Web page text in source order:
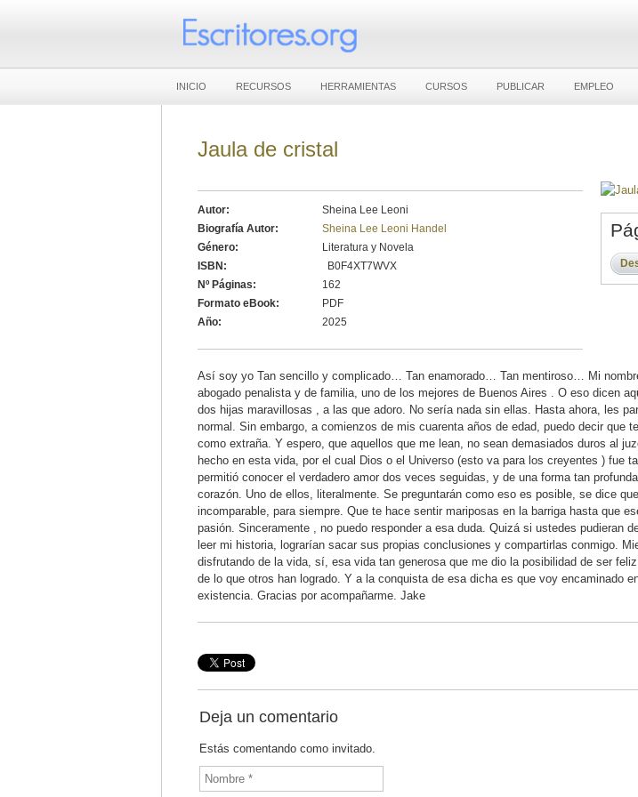
INICIO RECURSOS HERRAMIENTAS CURSOS PUBLICAR EMPLEO
Jaula de cristal
Autor:
Sheina Lee Leoni
Biografía Autor:
Sheina Lee Leoni Handel
Género:
Literatura y Novela
ISBN:
‎ B0F4XT7WVX
Nº Páginas:
162
Formato eBook:
PDF
Año:
2025
Así soy yo Tan sencillo y complicado… Tan enamorado… Tan mentiroso… Mi
abogado penalista y de familia, uno de los mejores de Buenos Aires . O eso dicen
dos hijas maravillosas , a las que adoro. No sería nada sin ellas. Hasta ahora, les
normal. Sin embargo, a comienzos de mis cuarenta años de edad, puedo decir que
como extraña. Y espero, que aquellos que me lean, no sean demasiados duros al
hecho en esta vida, por el cual Dios o el Universo (esto va para los creyentes ) fue
permitió conocer el verdadero amor dos veces seguidas, y de una forma tan
corazón. Uno de ellos, literalmente. Se preguntarán como eso es posible, se dice
incomparable, para siempre. Que te hace sentir mariposas en la barriga hasta que
pasión. Sinceramente , no puedo responder a esa duda. Quizá si ustedes pudieran
leer mi historia, lograrían sacar sus propias conclusiones y compartirlas conmigo.
disfrutando de la vida, sí, esa vida tan generosa que me dio la posibilidad de ser
de lo que otros han logrado. Y a la conquista de esa dicha es que voy encaminado
existencia. Gracias por acompañarme. Jake
Deja un comentario
Estás comentando como invitado.